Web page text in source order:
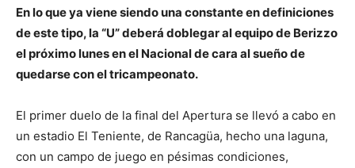
En lo que ya viene siendo una constante en definiciones
de este tipo, la “U” deberá doblegar al equipo de Berizzo
el próximo lunes en el Nacional de cara al sueño de
quedarse con el tricampeonato.
El primer duelo de la final del Apertura se llevó a cabo en
un estadio El Teniente, de Rancagüa, hecho una laguna,
con un campo de juego en pésimas condiciones,